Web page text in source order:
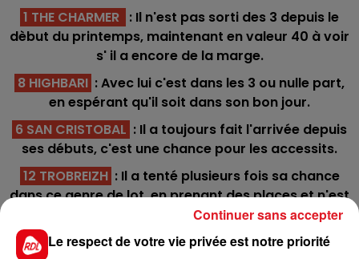
1 THE CHARMER : Il n'est pas sorti des 3 depuis le
dèbut du printemps, maintenant en valeur 40 à voir
s' il a encore de la marge.
8 HIGHBARI : Avec lui c'est dans les 3 ou nulle part,
en espérant qu'il soit dans son bon jour.
6 SAN CRISTOBAL : Il a toujours fait l'arrivée depuis
ses débuts, c'est une chance pour les accessits.
12 TROBREIZH : Il a tenté plusieurs fois sa chance
dans ce genre de lot, en prenant des places et n'est
pas incapable de bien figurer.
*******
Le respect de votre vie privée est notre priorité
Continuer sans accepter